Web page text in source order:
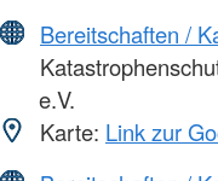
Bereitschaften /
e.V.
Karte: Link zur